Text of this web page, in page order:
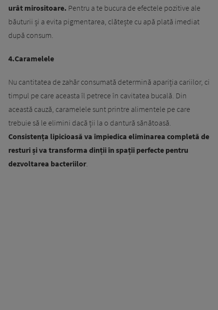
urât mirositoare. Pentru a te bucura de efectele pozitive ale
băuturii și a evita pigmentarea, clătește cu apă plată imediat
după consum.
4.Caramelele
Nu cantitatea de zahăr consumată determină apariția cariilor, ci
timpul pe care aceasta îl petrece în cavitatea bucală. Din
această cauză, caramelele sunt printre alimentele pe care
trebuie să le elimini dacă ții la o dantură sănătoasă.
Consistența lipicioasă va împiedica eliminarea completă de
resturi și va transforma dinții în spații perfecte pentru
dezvoltarea bacteriilor.